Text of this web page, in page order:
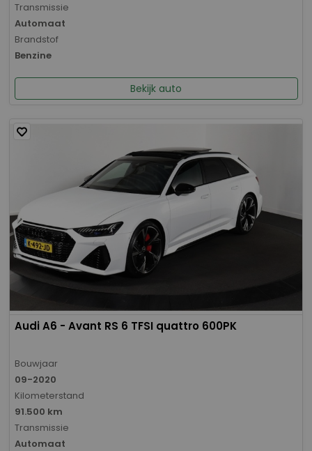
Transmissie
Automaat
Brandstof
Benzine
Bekijk auto
Audi A6 - Avant RS 6 TFSI quattro 600PK
Bouwjaar
09-2020
Kilometerstand
91.500 km
Transmissie
Automaat